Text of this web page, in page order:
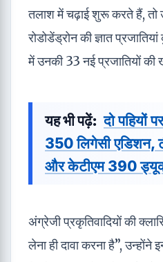
तलाश में चढ़ाई शुरू करते हैं, तो
रोडोडेंड्रोन की ज्ञात
में उनकी 33 नई प्रजातियों की
यह भी पढ़ें: दो
350 लिगेसी एडिशन,
और केटीएम 390
अंग्रेजी प्रकृतिवादियों की
लेना ही दावा करना है”, उन्होंने